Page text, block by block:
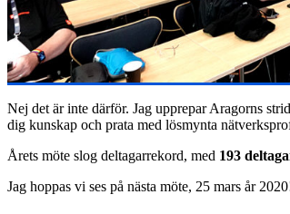
Nej det är inte därför. Jag upprepar Aragorns
dig kunskap och prata med lösmynta
Årets möte slog deltagarrekord, med 193
Jag hoppas vi ses på nästa möte, 25 mars år